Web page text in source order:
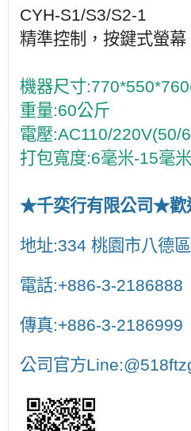
CYH-S1/S3/S2-1
精準控制，按鍵式螢
機器尺寸
重量:60公斤
電壓:AC110/220V(50/
打包寬度:6毫米-15毫米
★千奕行有限公司★歡
地址:334 桃園市八德
電話:+886-3-2186888
傳真:+886-3-2186999
公司官方